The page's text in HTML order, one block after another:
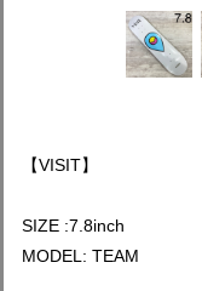
【VISIT】
SIZE :7.8inch
MODEL: TEAM